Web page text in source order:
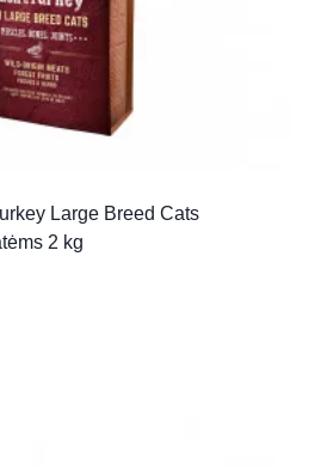
Large Breed Cats
2 kg